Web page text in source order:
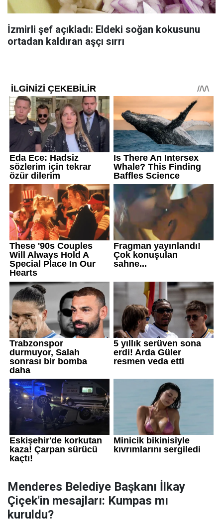
İzmirli şef açıkladı: Eldeki soğan kokusunu
ortadan kaldıran aşçı sırrı
Menderes Belediye Başkanı İlkay
Çiçek'in mesajları: Kumpas mı
kuruldu?